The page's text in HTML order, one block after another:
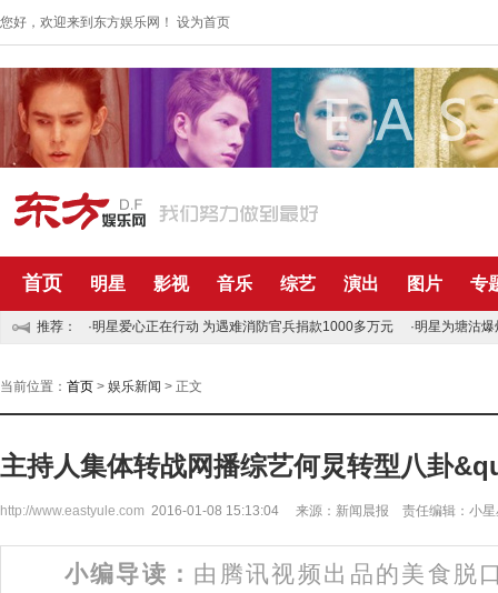
您好，欢迎来到东方娱乐网！ 设为首页
首页 明星 影视 音乐 综艺 演出 图片 专
推荐： ·明星爱心正在行动 为遇难消防官兵捐款1000多万元 ·明星为塘沽
当前位置： 首页 > 娱乐新闻 > 正文
主持人集体转战网播综艺何炅转型八卦
http://www.eastyule.com 2016-01-08 15:13:04 来源：新闻晨报 责任编辑：小星
小编导读： 由腾讯视频出品的美食脱